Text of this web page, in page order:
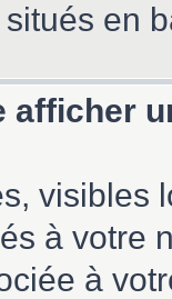
en
afficher
à votre
à